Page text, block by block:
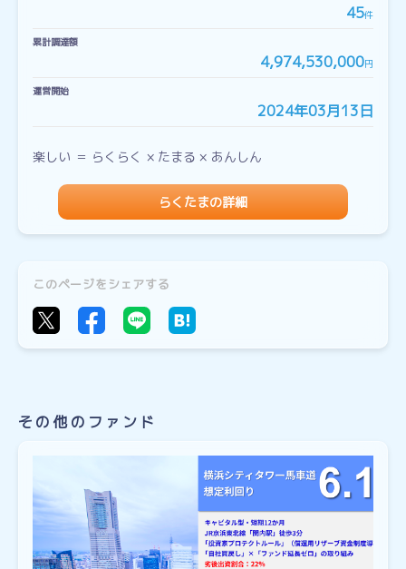
45件
累計調達額
4,974,530,000円
運営開始
2024年03月13日
楽しい ＝ らくらく × たまる × あんしん
らくたまの詳細
このページをシェアする
その他のファンド